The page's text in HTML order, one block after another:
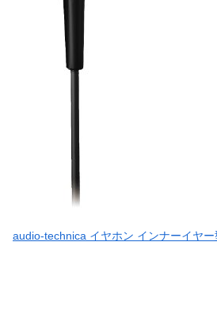
audio-technica イヤホン インナーイヤ